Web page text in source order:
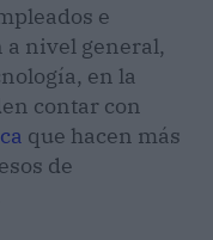
e
nivel general,
en la
contar con
que hacen más
de